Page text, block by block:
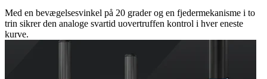
Med en bevægelsesvinkel på 20 grader og en fjedermekanisme i to
trin sikrer den analoge svartid uovertruffen kontrol i hver eneste
kurve.